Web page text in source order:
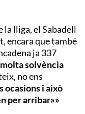
la lliga, el Sabadell
encara que també
ja 337
solvència
no ens
ocasions i això
per arribar»»